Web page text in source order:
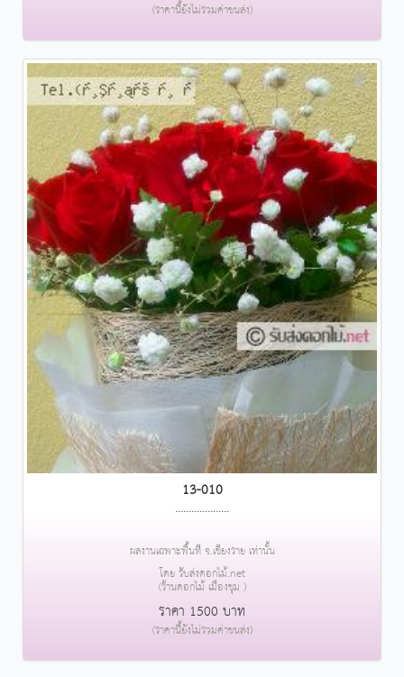
(ราคานี้ยังไม่รวมค่าขนส่ง)
13-010
....................
ผลงานเฉพาะพื้นที่ จ.เชียงราย เท่านั้น
โดย รับส่งดอกไม้.net
(ร้านดอกไม้ เมืองชุม )
ราคา 1500 บาท
(ราคานี้ยังไม่รวมค่าขนส่ง)